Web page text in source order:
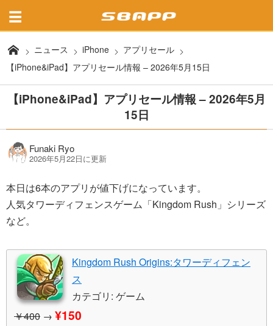
ニュース iPhone
アプリセール
【iPhone&iPad】アプリセール情報 – 2026年5月15日
【iPhone&iPad】アプリセール情報 – 2026年5月
15日
Funaki Ryo
2026年5月22日に更新
本日は6本のアプリが値下げになっています。
人気タワーディフェンスゲーム「Kingdom Rush」シリーズ
など。
Kingdom Rush Origins:タワーディフェン
ス
カテゴリ: ゲーム
￥400 → ¥150